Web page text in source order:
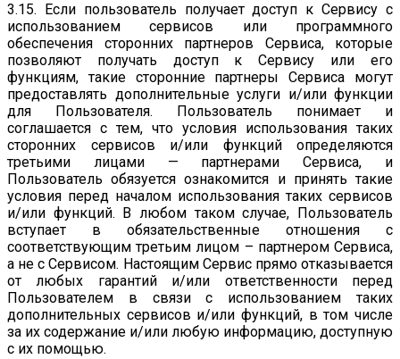
3.15. Если пользователь получает доступ к Сервису с
использованием сервисов или программного
обеспечения сторонних партнеров Сервиса, которые
позволяют получать доступ к Сервису или его
функциям, такие сторонние партнеры Сервиса могут
предоставлять дополнительные услуги и/или функции
для Пользователя. Пользователь понимает и
соглашается с тем, что условия использования таких
сторонних сервисов и/или функций определяются
третьими лицами — партнерами Сервиса, и
Пользователь обязуется ознакомится и принять такие
условия перед началом использования таких сервисов
и/или функций. В любом таком случае, Пользователь
вступает в обязательственные отношения с
соответствующим третьим лицом – партнером Сервиса,
а не с Сервисом. Настоящим Сервис прямо отказывается
от любых гарантий и/или ответственности перед
Пользователем в связи с использованием таких
дополнительных сервисов и/или функций, в том числе
за их содержание и/или любую информацию, доступную
с их помощью.